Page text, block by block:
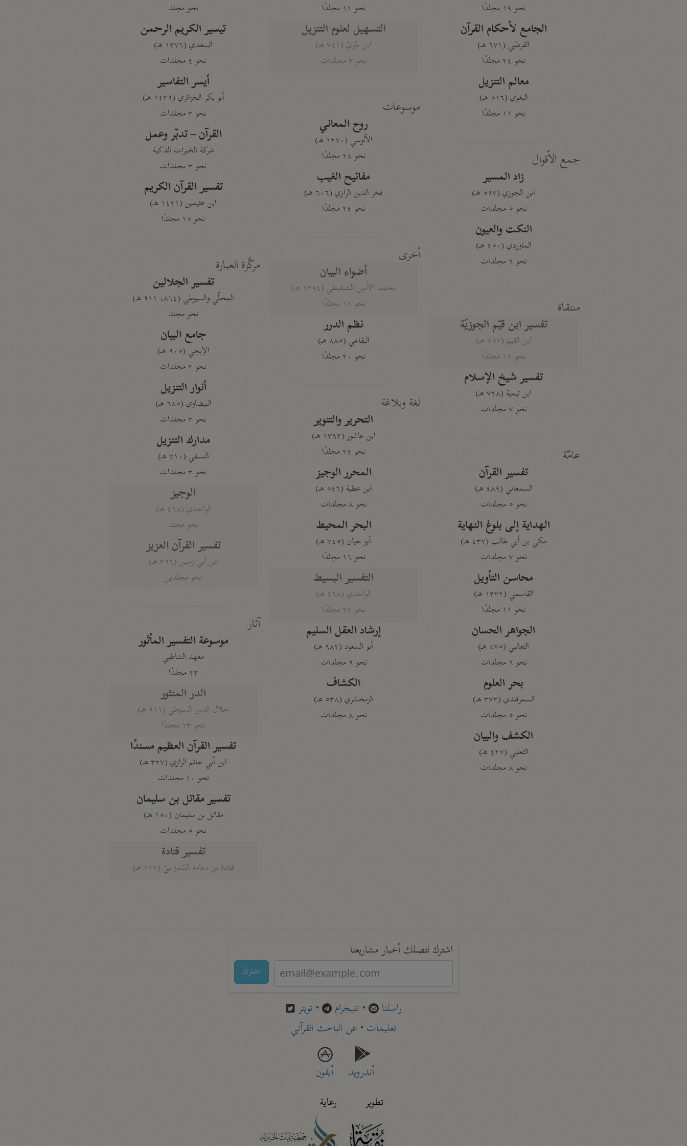
نحو ١٩ مجلدًا
الجامع لأحكام القرآن
القرطبي (٦٧١ هـ)
نحو ٢٤ مجلدًا
معالم التنزيل
البغوي (٥١٦ هـ)
نحو ١١ مجلدًا
جمع الأقوال
زاد المسير
ابن الجوزي (٥٩٧ هـ)
نحو ٥ مجلدات
النكت والعيون
الماوردي (٤٥٠ هـ)
نحو ٦ مجلدات
منتقاة
تفسير ابن قيّم الجوزيّة
ابن القيم (٧٥١ هـ)
نحو ١٢ مجلدًا
تفسير شيخ الإسلام
ابن تيمية (٧٢٨ هـ)
نحو ٧ مجلدات
عامّة
تفسير القرآن
السمعاني (٤٨٩ هـ)
نحو ٥ مجلدات
الهداية إلى بلوغ النهاية
مكي بن أبي طالب (٤٣٧ هـ)
نحو ٧ مجلدات
محاسن التأويل
القاسمي (١٣٣٢ هـ)
نحو ١١ مجلدًا
الجواهر الحسان
الثعالبي (٨٧٥ هـ)
نحو ٦ مجلدات
بحر العلوم
السمرقندي (٣٧٣ هـ)
نحو ٥ مجلدات
الكشف والبيان
الثعلبي (٤٢٧ هـ)
نحو ٨ مجلدات
نحو ١١ مجلدًا
التسهيل لعلوم التنزيل
ابن جُزَيّ (٧٤١ هـ)
نحو ٣ مجلدات
موسوعات
روح المعاني
الآلوسي (١٢٧٠ هـ)
نحو ٢٨ مجلدًا
مفاتيح الغيب
فخر الدين الرازي (٦٠٦ هـ)
نحو ٢٤ مجلدًا
أخرى
أضواء البيان
محمد الأمين الشنقيطي (١٣٩٤ هـ)
نحو ١١ مجلدًا
نظم الدرر
البقاعي (٨٨٥ هـ)
نحو ٢٠ مجلدًا
لغة وبلاغة
التحرير والتنوير
ابن عاشور (١٣٩٣ هـ)
نحو ٢٤ مجلدًا
المحرر الوجيز
ابن عطية (٥٤٦ هـ)
نحو ٨ مجلدات
البحر المحيط
أبو حيان (٧٤٥ هـ)
نحو ١٦ مجلدًا
التفسير البسيط
الواحدي (٤٦٨ هـ)
نحو ٢٢ مجلدًا
إرشاد العقل السليم
أبو السعود (٩٨٢ هـ)
نحو ٩ مجلدات
الكشاف
الزمخشري (٥٣٨ هـ)
نحو ٨ مجلدات
نحو مجلد
تيسير الكريم الرحمن
السعدي (١٣٧٦ هـ)
نحو ٤ مجلدات
أيسر التفاسير
أبو بكر الجزائري (١٤٣٩ هـ)
نحو ٣ مجلدات
القرآن – تدبّر وعمل
شركة الخبرات الذكية
نحو ٣ مجلدات
تفسير القرآن الكريم
ابن عثيمين (١٤٢١ هـ)
نحو ١٥ مجلدًا
مركَّزة العبارة
تفسير الجلالين
المحلّي والسيوطي (٨٦٤، ٩١١ هـ)
نحو مجلد
جامع البيان
الإيجي (٩٠٥ هـ)
نحو ٣ مجلدات
أنوار التنزيل
البيضاوي (٦٨٥ هـ)
نحو ٣ مجلدات
مدارك التنزيل
النسفي (٧١٠ هـ)
نحو ٣ مجلدات
الوجيز
الواحدي (٤٦٨ هـ)
نحو مجلد
تفسير القرآن العزيز
ابن أبي زمنين (٣٩٩ هـ)
نحو مجلدين
آثار
موسوعة التفسير المأثور
معهد الشاطبي
٢٣ مجلدًا
الدر المنثور
جلال الدين السيوطي (٩١١ هـ)
نحو ١٣ مجلدًا
تفسير القرآن العظيم مسندًا
ابن أبي حاتم الرازي (٣٢٧ هـ)
نحو ١٠ مجلدات
تفسير مقاتل بن سليمان
مقاتل بن سليمان (١٥٠ هـ)
نحو ٥ مجلدات
تفسير قتادة
قتادة بن دعامة السّدوسيّ (١١٧ هـ)
اشترك لتصلك أخبار مشاريعنا
اشترك
راسلنا • تليجرام • تويتر
تعليمات• عن الباحث القرآني
أندرويد
أيفون
تطوير
رعاية